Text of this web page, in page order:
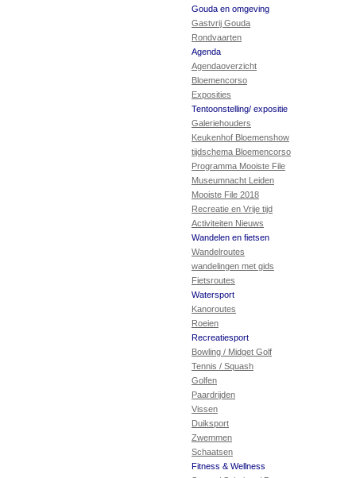
Gouda en omgeving
Gastvrij Gouda
Rondvaarten
Agenda
Agendaoverzicht
Bloemencorso
Exposities
Tentoonstelling/ expositie
Galeriehouders
Keukenhof Bloemenshow
tijdschema Bloemencorso
Programma Mooiste File
Museumnacht Leiden
Mooiste File 2018
Recreatie en Vrije tijd
Activiteiten Nieuws
Wandelen en fietsen
Wandelroutes
wandelingen met gids
Fietsroutes
Watersport
Kanoroutes
Roeien
Recreatiesport
Bowling / Midget Golf
Tennis / Squash
Golfen
Paardrijden
Vissen
Duiksport
Zwemmen
Schaatsen
Fitness & Wellness